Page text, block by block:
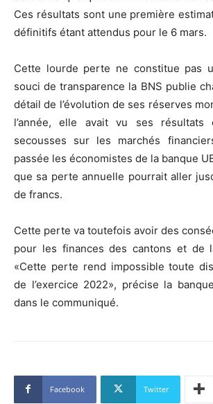
Ces résultats sont une première
définitifs étant attendus pour le 6 mars.
Cette lourde perte ne constitue pas
souci de transparence la BNS publie
détail de l’évolution de ses réserves
l’année, elle avait vu ses résultats
secousses sur les marchés
passée les économistes de la banque
que sa perte annuelle pourrait aller
de francs.
Cette perte va toutefois avoir des
pour les finances des cantons et de
«Cette perte rend impossible toute
de l’exercice 2022», précise la
dans le communiqué.
Facebook Twitter